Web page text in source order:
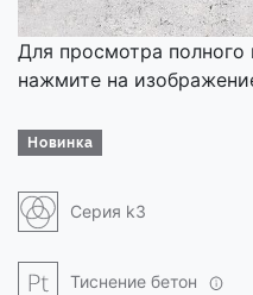
Для просмотра
нажмите на
Новинка
Серия k3
Тиснение бетон